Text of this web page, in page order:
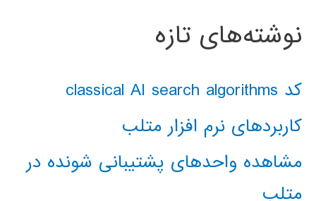
نوشته‌های تازه
کد classical AI search algorithms
کاربردهای نرم افزار متلب
مشاهده واحدهای پشتیبانی شونده در
متلب